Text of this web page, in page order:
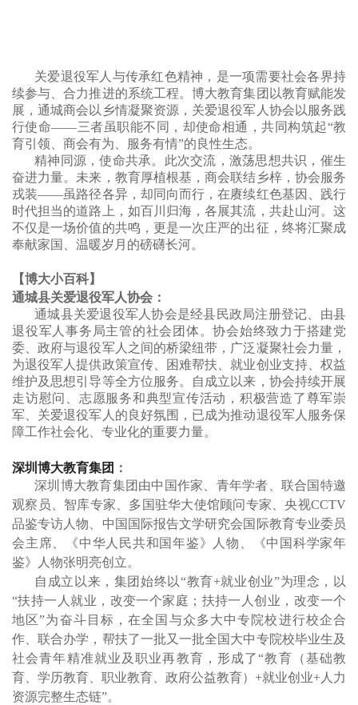
关爱退役军人与传承红色精神，是一项需要社会各界持
续参与、合力推进的系统工程。博大教育集团以教育赋能发
展，通城商会以乡情凝聚资源，关爱退役军人协会以服务践
行使命——三者虽职能不同，却使命相通，共同构筑起“教
育引领、商会有为、服务有情”的良性生态。
精神同源，使命共承。此次交流，激荡思想共识，催生
奋进力量。未来，教育厚植根基，商会联结乡梓，协会服务
戎装——虽路径各异，却同向而行，在赓续红色基因、践行
时代担当的道路上，如百川归海，各展其流，共赴山河。这
不仅是一场价值的共鸣，更是一次庄严的出征，终将汇聚成
奉献家国、温暖岁月的磅礴长河。
【博大小百科】
通城县关爱退役军人协会：
通城县关爱退役军人协会是经县民政局注册登记、由县
退役军人事务局主管的社会团体。协会始终致力于搭建党
委、政府与退役军人之间的桥梁纽带，广泛凝聚社会力量，
为退役军人提供政策宣传、困难帮扶、就业创业支持、权益
维护及思想引导等全方位服务。自成立以来，协会持续开展
走访慰问、志愿服务和典型宣传活动，积极营造了尊军崇
军、关爱退役军人的良好氛围，已成为推动退役军人服务保
障工作社会化、专业化的重要力量。
深圳博大教育集团 ：
深圳博大教育集团由中国作家、青年学者、联合国特邀
观察员、智库专家、多国驻华大使馆顾问专家、央视CCTV
品鉴专访人物、中国国际报告文学研究会国际教育专业委员
会主席、《中华人民共和国年鉴》人物、《中国科学家年
鉴》人物张明亮创立。
自成立以来， 集团 始终以“教育+就业创业”为理念，以
“扶持一人就业，改变一个家庭；扶持一人创业，改变一个
地区”为奋斗目标，在全国与众多大中专院校进行校企合
作、联合办学，帮扶了一批又一批全国大中专院校毕业生及
社会青年精准就业及职业再教育，形成了“教育（基础教
育、学历教育、职业教育、政府公益教育）+就业创业+人力
资源完整生态链”。